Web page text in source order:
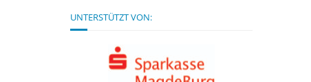
UNTERSTÜTZT VON: